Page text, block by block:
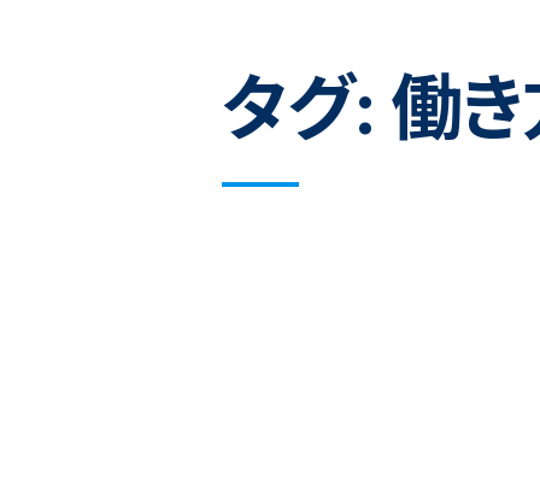
タグ: 働